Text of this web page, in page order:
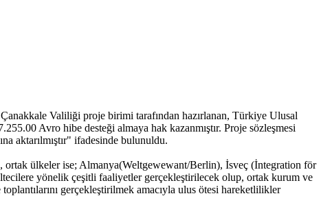
Valiliği proje birimi tarafından hazırlanan, Türkiye Ulusal
Avro hibe desteği almaya hak kazanmıştır. Proje sözleşmesi
aktarılmıştır" ifadesinde bulunuldu.
ülkeler ise; Almanya(Weltgewewant/Berlin), İsveç (İntegration för
yönelik çeşitli faaliyetler gerçekleştirilecek olup, ortak kurum ve
gerçekleştirilmek amacıyla ulus ötesi hareketlilikler